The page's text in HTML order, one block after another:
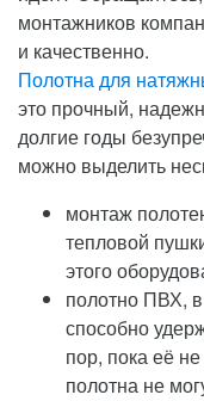
монтажников
и качественно.
Полотна для
это прочный,
долгие годы
можно выделить
монтаж
тепловой
этого
полотно ПВХ, в
способно
пор, пока её
полотна не